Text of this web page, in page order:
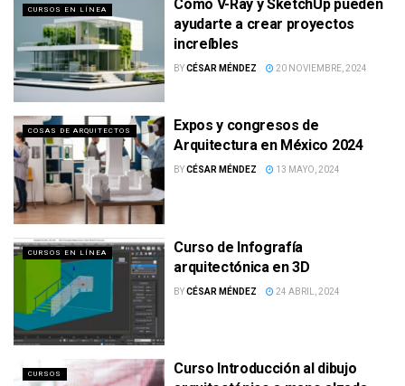
CURSOS EN LÍNEA
Como V-Ray y SketchUp pueden
ayudarte a crear proyectos
increíbles
BYCÉSAR MÉNDEZ 20 NOVIEMBRE, 2024
COSAS DE ARQUITECTOS
Expos y congresos de
Arquitectura en México 2024
BYCÉSAR MÉNDEZ 13 MAYO, 2024
CURSOS EN LÍNEA
Curso de Infografía
arquitectónica en 3D
BYCÉSAR MÉNDEZ 24 ABRIL, 2024
CURSOS
Curso Introducción al dibujo